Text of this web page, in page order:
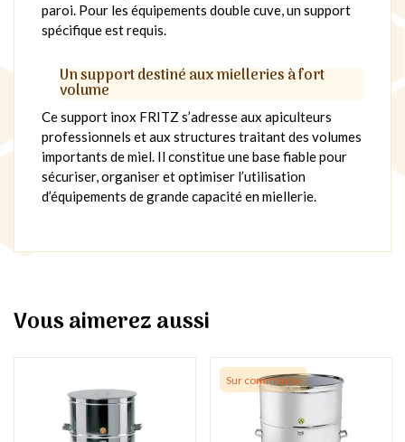
paroi. Pour les équipements double cuve, un support
spécifique est requis.
Un support destiné aux mielleries à fort
volume
Ce support inox FRITZ s’adresse aux apiculteurs
professionnels et aux structures traitant des volumes
importants de miel. Il constitue une base fiable pour
sécuriser, organiser et optimiser l’utilisation
d’équipements de grande capacité en miellerie.
Vous aimerez aussi
Sur commande